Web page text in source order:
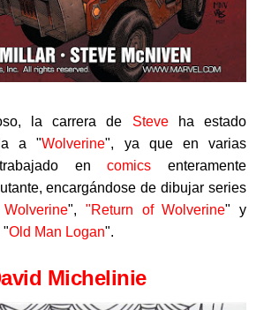
la carrera de Steve
ha estado
a "Wolverine", ya que en varias
encomicsenteramente
encargándose de dibujar series
", "Return of Wolverine" y
"Old Man Logan".
Michelinie